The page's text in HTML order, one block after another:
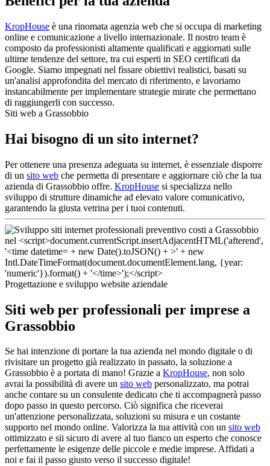
KropHouse è una rinomata agenzia web che si occupa di marketing
online e comunicazione a livello internazionale. Il nostro team è
composto da professionisti altamente qualificati e aggiornati sulle
ultime tendenze del settore, tra cui esperti in SEO certificati da
Google. Siamo impegnati nel fissare obiettivi realistici, basati su
un'analisi approfondita del mercato di riferimento, e lavoriamo
instancabilmente per implementare strategie mirate che permettano
di raggiungerli con successo.
Siti web a Grassobbio
Hai bisogno di un sito internet?
Per ottenere una presenza adeguata su internet, è essenziale disporre
di un sito web che permetta di presentare e aggiornare ciò che la tua
azienda di Grassobbio offre. KropHouse si specializza nello
sviluppo di strutture dinamiche ad elevato valore comunicativo,
garantendo la giusta vetrina per i tuoi contenuti.
Progettazione e sviluppo website aziendale
Siti web per professionali per imprese a
Grassobbio
Se hai intenzione di portare la tua azienda nel mondo digitale o di
rivisitare un progetto già realizzato in passato, la soluzione a
Grassobbio è a portata di mano! Grazie a KropHouse, non solo
avrai la possibilità di avere un sito web personalizzato, ma potrai
anche contare su un consulente dedicato che ti accompagnerà passo
dopo passo in questo percorso. Ciò significa che riceverai
un'attenzione personalizzata, soluzioni su misura e un costante
supporto nel mondo online. Valorizza la tua attività con un sito web
ottimizzato e sii sicuro di avere al tuo fianco un esperto che conosce
perfettamente le esigenze delle piccole e medie imprese. Affidati a
noi e fai il passo giusto verso il successo digitale!